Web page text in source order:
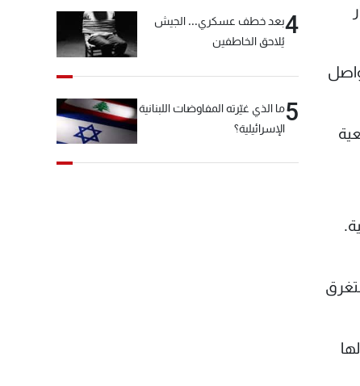
4بعد خطف عسكري... الجيش
يُلاحق الخاطفين
5ما الذي غيّرته المفاوضات اللبنانية
الإسرائيلية؟